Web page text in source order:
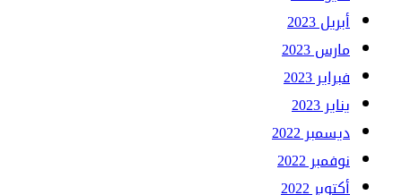
أبريل 2023
مارس 2023
فبراير 2023
يناير 2023
ديسمبر 2022
نوفمبر 2022
أكتوبر 2022